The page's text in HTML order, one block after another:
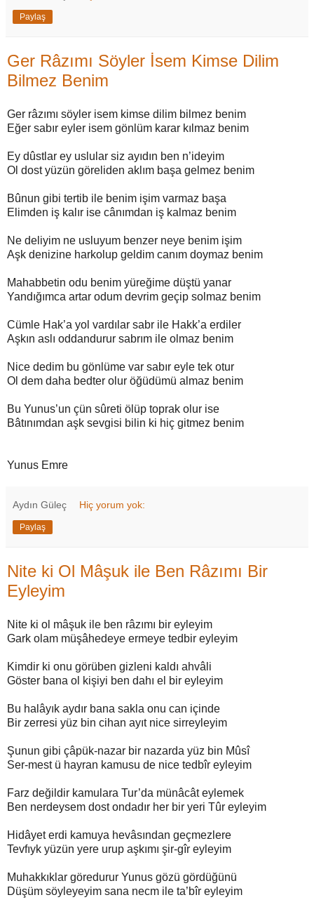
Paylaş
Ger Râzımı Söyler İsem Kimse Dilim
Bilmez Benim
Ger râzımı söyler isem kimse dilim bilmez benim
Eğer sabır eyler isem gönlüm karar kılmaz benim
Ey dûstlar ey uslular siz ayıdın ben n’ideyim
Ol dost yüzün göreliden aklım başa gelmez benim
Bûnun gibi tertib ile benim işim varmaz başa
Elimden iş kalır ise cânımdan iş kalmaz benim
Ne deliyim ne usluyum benzer neye benim işim
Aşk denizine harkolup geldim canım doymaz benim
Mahabbetin odu benim yüreğime düştü yanar
Yandığımca artar odum devrim geçip solmaz benim
Cümle Hak’a yol vardılar sabr ile Hakk’a erdiler
Aşkın aslı oddandurur sabrım ile olmaz benim
Nice dedim bu gönlüme var sabır eyle tek otur
Ol dem daha bedter olur öğüdümü almaz benim
Bu Yunus’un çün sûreti ölüp toprak olur ise
Bâtınımdan aşk sevgisi bilin ki hiç gitmez benim
Yunus Emre
Aydın Güleç Hiç yorum yok:
Paylaş
Nite ki Ol Mâşuk ile Ben Râzımı Bir
Eyleyim
Nite ki ol mâşuk ile ben râzımı bir eyleyim
Gark olam müşâhedeye ermeye tedbir eyleyim
Kimdir ki onu görüben gizleni kaldı ahvâli
Göster bana ol kişiyi ben dahı el bir eyleyim
Bu halâyık aydır bana sakla onu can içinde
Bir zerresi yüz bin cihan ayıt nice sirreyleyim
Şunun gibi çâpük-nazar bir nazarda yüz bin Mûsî
Ser-mest ü hayran kamusu de nice tedbîr eyleyim
Farz değildir kamulara Tur’da münâcât eylemek
Ben nerdeysem dost ondadır her bir yeri Tûr eyleyim
Hidâyet erdi kamuya hevâsından geçmezlere
Tevfıyk yüzün yere urup aşkımı şir-gîr eyleyim
Muhakkıklar göredurur Yunus gözü gördüğünü
Düşüm söyleyeyim sana necm ile ta’bîr eyleyim